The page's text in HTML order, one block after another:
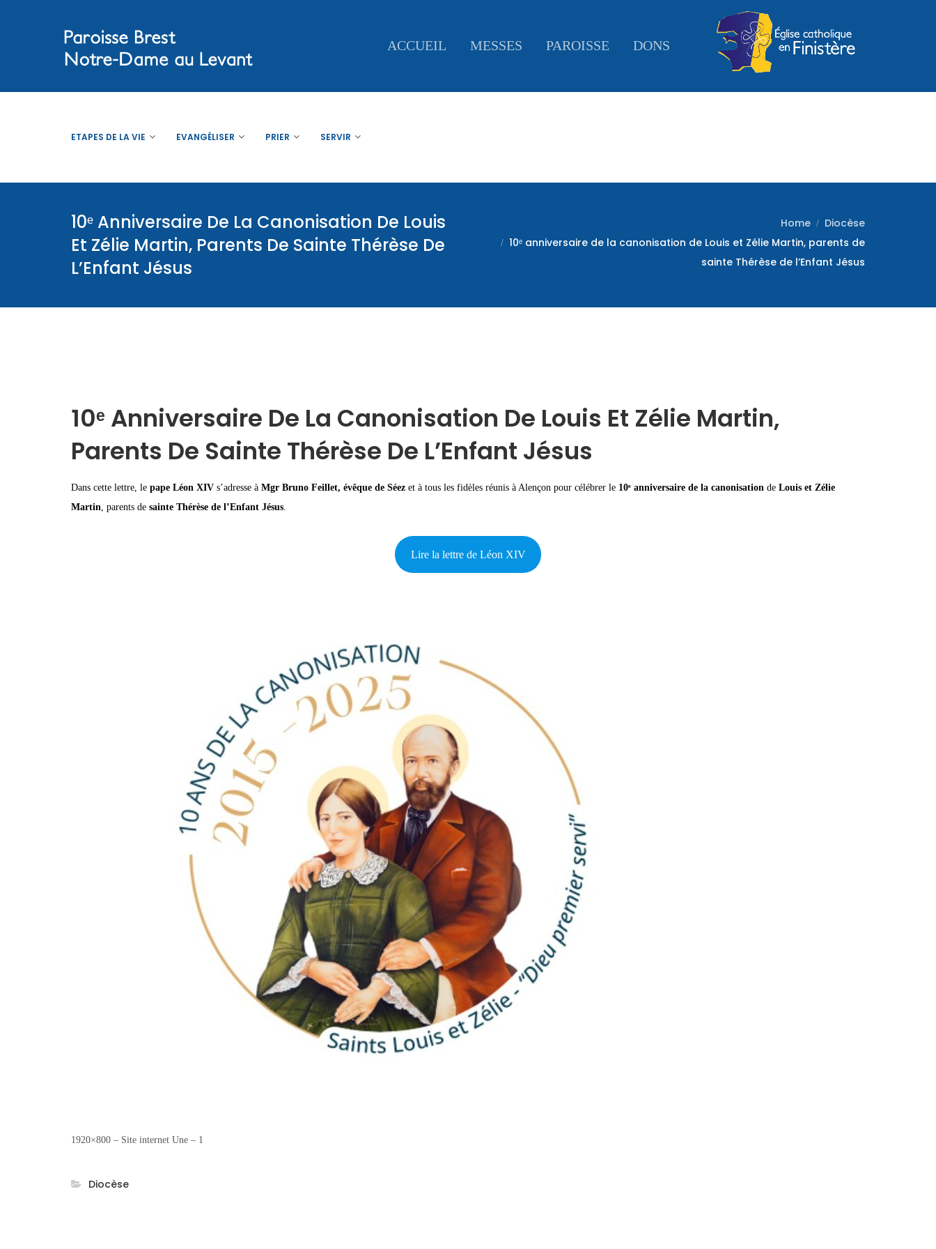
ACCUEIL MESSES PAROISSE DONS
ETAPES DE LA VIE EVANGÉLISER PRIER SERVIR
10ᵉ Anniversaire De La Canonisation De Louis
Et Zélie Martin, Parents De Sainte Thérèse De
L’Enfant Jésus
Home
Diocèse
10ᵉ anniversaire de la canonisation de Louis et Zélie Martin, parents de
sainte Thérèse de l’Enfant Jésus
10ᵉ Anniversaire De La Canonisation De Louis Et Zélie Martin,
Parents De Sainte Thérèse De L’Enfant Jésus
Dans cette lettre, le pape Léon XIV s’adresse à Mgr Bruno Feillet, évêque de Séez et à tous les fidèles réunis à Alençon pour célébrer le 10ᵉ anniversaire de la canonisation de Louis et Zélie
Martin, parents de sainte Thérèse de l’Enfant Jésus.
Lire la lettre de Léon XIV
1920×800 – Site internet Une – 1
Diocèse